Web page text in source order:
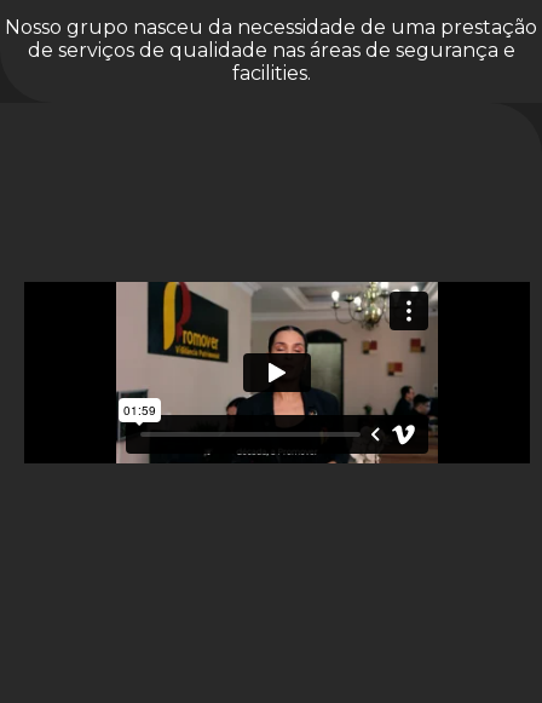
Nosso grupo nasceu da necessidade de uma prestação
de serviços de qualidade nas áreas de segurança e
facilities.